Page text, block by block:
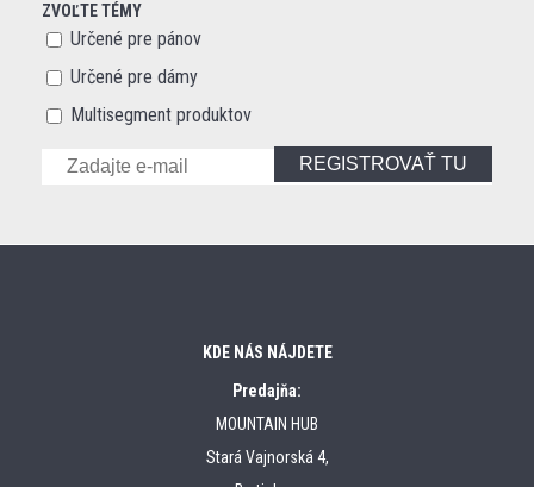
ZVOĽTE TÉMY
Určené pre pánov
Určené pre dámy
Multisegment produktov
REGISTROVAŤ TU
KDE NÁS NÁJDETE
Predajňa:
MOUNTAIN HUB
Stará Vajnorská 4,